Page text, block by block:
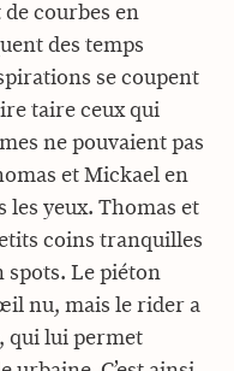
courbes en
des temps
se coupent
taire ceux qui
ne pouvaient pas
et Mickael en
les yeux. Thomas et
coins tranquilles
spots. Le piéton
nu, mais le rider a
qui lui permet